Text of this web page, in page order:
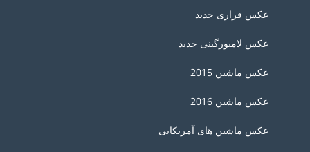
عکس فراری جدید
عکس لامبورگینی جدید
عکس ماشین 2015
عکس ماشین 2016
عکس ماشین های آمربکایی